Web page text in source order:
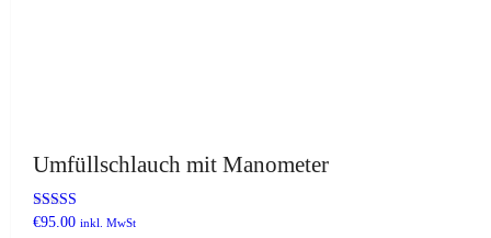
Umfüllschlauch mit Manometer
Bewertet
€95.00 inkl. MwSt